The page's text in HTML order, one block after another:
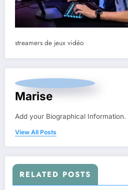
streamers de jeux vidéo
Marise
Add your Biographical Information.
View All Posts
RELATED POSTS